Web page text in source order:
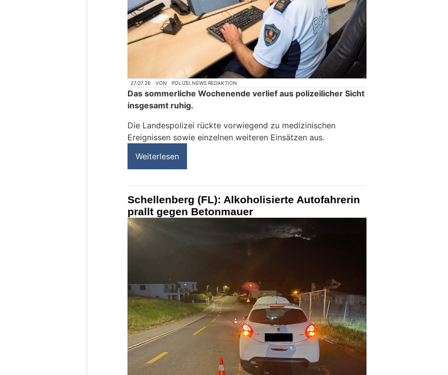
27.07.26 VON POLIZEI.NEWS REDAKTION
Das sommerliche Wochenende verlief aus polizeilicher Sicht
insgesamt ruhig.
Die Landespolizei rückte vorwiegend zu medizinischen
Ereignissen sowie einzelnen weiteren Einsätzen aus.
Weiterlesen
Schellenberg (FL): Alkoholisierte Autofahrerin
prallt gegen Betonmauer